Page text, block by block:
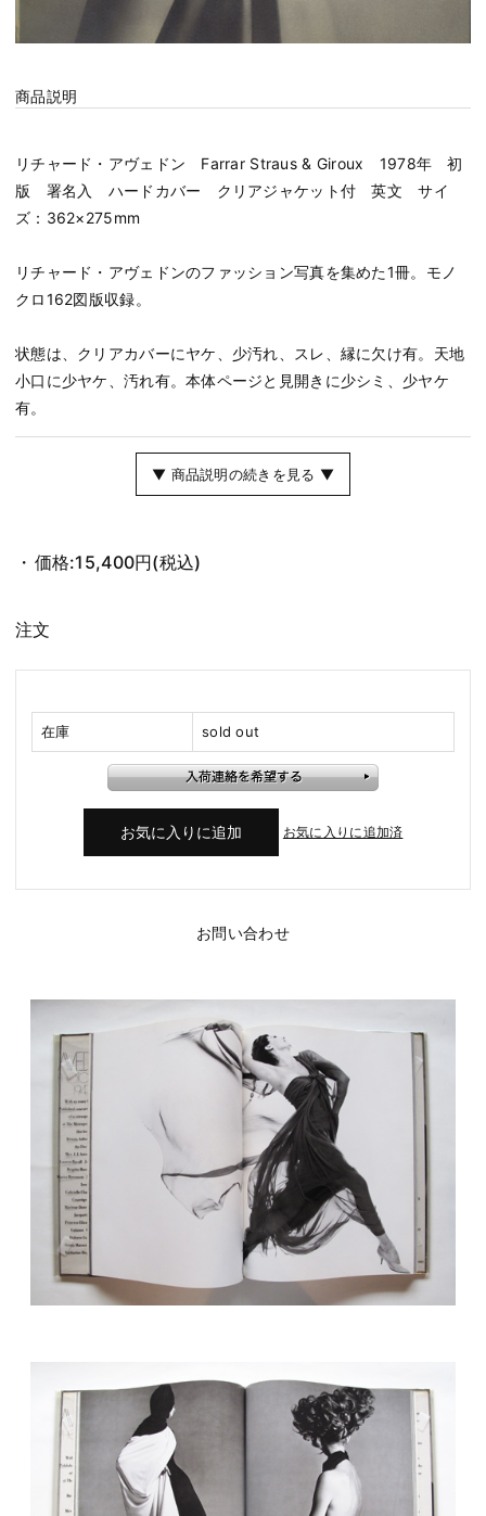
商品説明
リチャード・アヴェドン Farrar Straus & Giroux 1978年 初
版 署名入 ハードカバー クリアジャケット付 英文 サイ
ズ：362×275mm
リチャード・アヴェドンのファッション写真を集めた1冊。モノ
クロ162図版収録。
状態は、クリアカバーにヤケ、少汚れ、スレ、縁に欠け有。天地
小口に少ヤケ、汚れ有。本体ページと見開きに少シミ、少ヤケ
有。
▼ 商品説明の続きを見る ▼
価格:15,400円(税込)
注文
在庫 sold out
お気に入りに追加済
お問い合わせ